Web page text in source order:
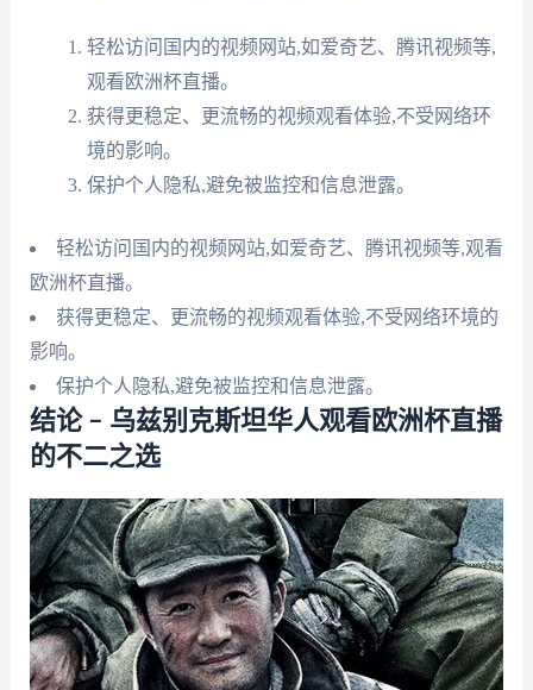
轻松访问国内的视频网站,如爱奇艺、腾讯视频等,
观看欧洲杯直播。
获得更稳定、更流畅的视频观看体验,不受网络环
境的影响。
保护个人隐私,避免被监控和信息泄露。
轻松访问国内的视频网站,如爱奇艺、腾讯视频等,观看
欧洲杯直播。
获得更稳定、更流畅的视频观看体验,不受网络环境的
影响。
保护个人隐私,避免被监控和信息泄露。
结论 – 乌兹别克斯坦华人观看欧洲杯直播
的不二之选